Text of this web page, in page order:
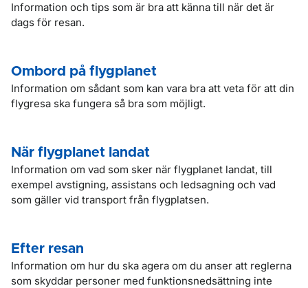
Information och tips som är bra att känna till när det är
dags för resan.
Ombord på flygplanet
Information om sådant som kan vara bra att veta för att din
flygresa ska fungera så bra som möjligt.
När flygplanet landat
Information om vad som sker när flygplanet landat, till
exempel avstigning, assistans och ledsagning och vad
som gäller vid transport från flygplatsen.
Efter resan
Information om hur du ska agera om du anser att reglerna
som skyddar personer med funktionsnedsättning inte